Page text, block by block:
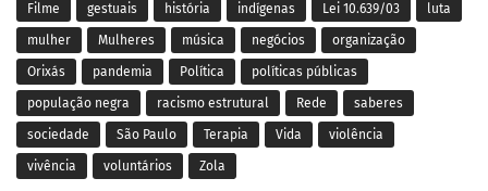
Filme gestuais história indígenas Lei 10.639/03 luta
mulher Mulheres música negócios organização
Orixás pandemia Política políticas públicas
população negra racismo estrutural Rede saberes
sociedade São Paulo Terapia Vida violência
vivência voluntários Zola